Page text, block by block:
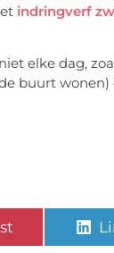
indringverf
elke dag,
buurt